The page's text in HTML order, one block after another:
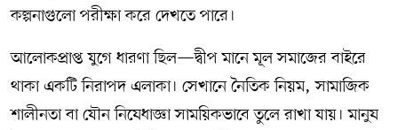
কল্পনাগুলো পরীক্ষা করে দেখতে পারে।
আলোকপ্রাপ্ত যুগে ধারণা ছিল—দ্বীপ মানে মূল সমাজের বাইরে
থাকা একটি নিরাপদ এলাকা। সেখানে নৈতিক নিয়ম, সামাজিক
শালীনতা বা যৌন নিষেধাজ্ঞা সাময়িকভাবে তুলে রাখা যায়। মানুষ